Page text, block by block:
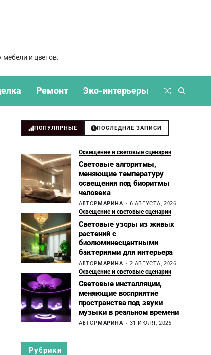
мебели и цветов.
Ремонт Эко-интерьеры
ПОПУЛЯРНЫЕ ПОСЛЕДНИЕ ЗАПИСИ
Освещение и световые сценарии
Световые алгоритмы,
меняющие температуру
освещения под биоритмы
человека
АВТОРМАРИНА 6 АВГУСТА, 2026
Освещение и световые сценарии
Световые узоры из живых
растений с
биолюминесцентными
бактериями для интерьера
АВТОРМАРИНА 2 АВГУСТА, 2026
Освещение и световые сценарии
Световые инсталляции,
меняющие восприятие
пространства под звуки
музыки в реальном времени
АВТОРМАРИНА 31 ИЮЛЯ, 2026
Рубрики